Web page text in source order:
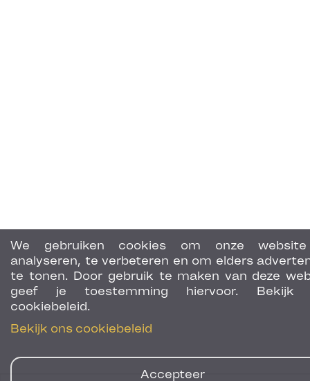
We gebruiken cookies om onze
analyseren, te verbeteren en om elders
te tonen. Door gebruik te maken van deze
geef je toestemming hiervoor. Bekijk
cookiebeleid.
Bekijk ons cookiebeleid
Accepteer